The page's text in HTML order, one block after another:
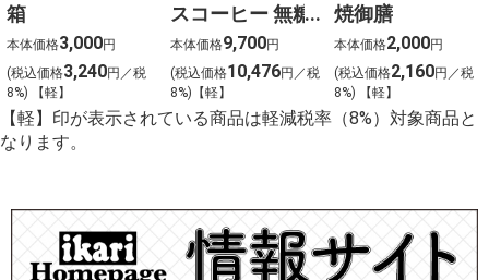
箱
本体価格3,000円
(税込価格3,240円／税
8%) 【軽】
スコーヒー 無糖
〈ケース販売〉
本体価格9,700円
(税込価格10,476円／税
8%)【軽】
焼御膳
本体価格2,000円
(税込価格2,160円／税
8%) 【軽】
【軽】印が表示されている商品は軽減税率（8%）対象商品と
なります。